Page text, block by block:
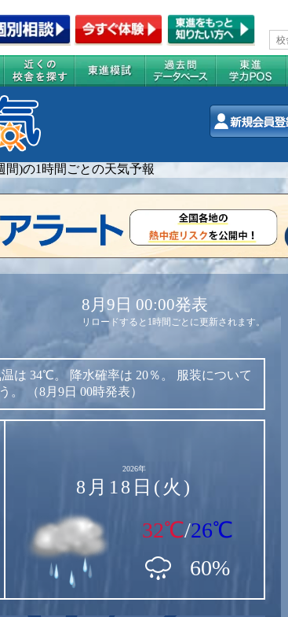
間)の1時間ごとの天気予報
8月9日 00:00発表
リロードすると1時間ごとに更新されます。
は 34℃。 降水確率は 20％。
服装について
。 （8月9日 00時発表）
2026年
8月18日(火)
32℃/26℃
60%